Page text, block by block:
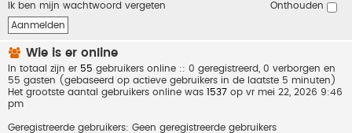
Ik ben mijn wachtwoord vergeten Onthouden
Wie is er online
In totaal zijn er 55 gebruikers online :: 0 geregistreerd, 0 verborgen en
55 gasten (gebaseerd op actieve gebruikers in de laatste 5 minuten)
Het grootste aantal gebruikers online was 1537 op vr mei 22, 2026 9:46
pm
Geregistreerde gebruikers: Geen geregistreerde gebruikers